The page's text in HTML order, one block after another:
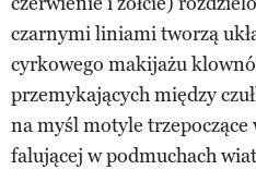
czarnymi liniami tworzą
cyrkowego makijażu
przemykających między
na myśl motyle trzepoczące
falującej w podmuchach